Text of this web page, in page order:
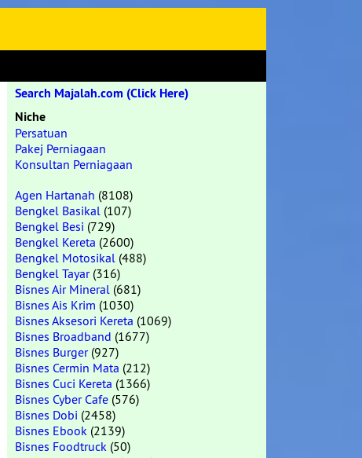
Search Majalah.com (Click Here)
Niche
Persatuan
Pakej Perniagaan
Konsultan Perniagaan
Agen Hartanah (8108)
Bengkel Basikal (107)
Bengkel Besi (729)
Bengkel Kereta (2600)
Bengkel Motosikal (488)
Bengkel Tayar(316)
Bisnes Air Mineral (681)
Bisnes Ais Krim (1030)
Bisnes Aksesori Kereta (1069)
Bisnes Broadband (1677)
Bisnes Burger(927)
Bisnes Cermin Mata (212)
Bisnes Cuci Kereta (1366)
Bisnes Cyber Cafe (576)
Bisnes Dobi (2458)
Bisnes Ebook (2139)
Bisnes Foodtruck (50)